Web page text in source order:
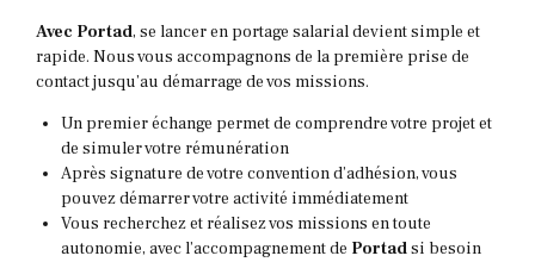
Avec Portad, se lancer en portage salarial devient simple et
rapide. Nous vous accompagnons de la première prise de
contact jusqu’au démarrage de vos missions.
Un premier échange permet de comprendre votre projet et
de simuler votre rémunération
Après signature de votre convention d’adhésion, vous
pouvez démarrer votre activité immédiatement
Vous recherchez et réalisez vos missions en toute
autonomie, avec l’accompagnement de Portadsi besoin